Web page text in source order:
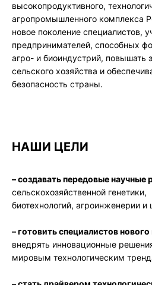
высокопродуктивного,
агропромышленного комплекса
новое поколение специалистов,
предпринимателей, способных
агро- и биоиндустрий, повышать
сельского хозяйства и
безопасность страны.
НАШИ ЦЕЛИ
– создавать передовые научные
сельскохозяйственной генетики,
биотехнологий, агроинженерии
– готовить специалистов
внедрять инновационные
мировым технологическим